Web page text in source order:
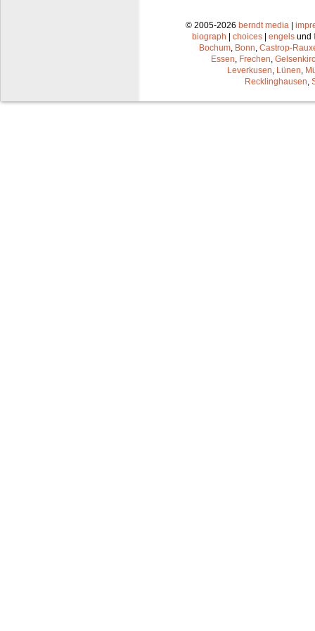
© 2005-2026 berndt media |
biograph | choices | engels und
Bochum Bonn Castrop-
Essen Frechen
Leverkusen Lünen
Recklinghausen